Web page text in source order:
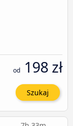
od 198 zł
Szukaj